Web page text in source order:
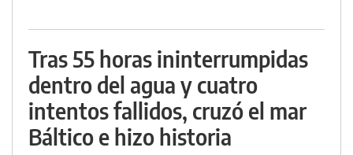
Tras 55 horas ininterrumpidas
dentro del agua y cuatro
intentos fallidos, cruzó el mar
Báltico e hizo historia